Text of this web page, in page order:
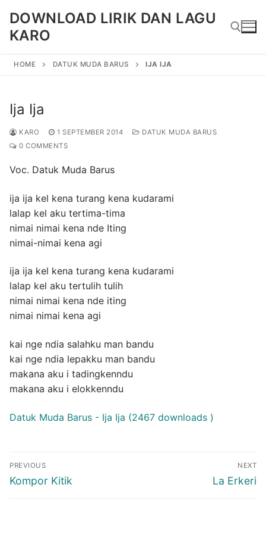
content
DOWNLOAD LIRIK DAN LAGU
KARO
HOME DATUK MUDA BARUS IJA IJA
Ija Ija
KARO 1 SEPTEMBER 2014
DATUK MUDA BARUS
0 COMMENTS
Voc. Datuk Muda Barus
ija ija kel kena turang kena kudarami
lalap kel aku tertima-tima
nimai nimai kena nde Iting
nimai-nimai kena agi
ija ija kel kena turang kena kudarami
lalap kel aku tertulih tulih
nimai nimai kena nde iting
nimai nimai kena agi
kai nge ndia salahku man bandu
kai nge ndia lepakku man bandu
makana aku i tadingkenndu
makana aku i elokkenndu
Datuk Muda Barus - Ija Ija (2467 downloads )
Post
navigation
PREVIOUS
Previous
Kompor Kitik
NEXT
Next
La Erkeri